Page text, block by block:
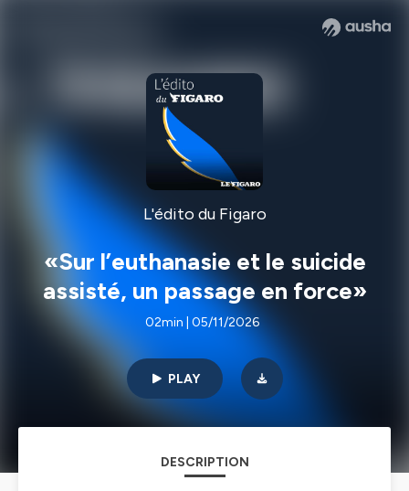
L'édito du Figaro
«Sur l’euthanasie et le suicide
assisté, un passage en force»
02min | 05/11/2026
PLAY
DESCRIPTION